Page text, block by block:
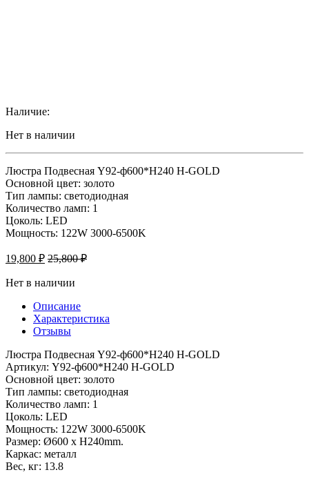
Наличие:
Нет в наличии
Люстра Подвесная Y92-ф600*H240 H-GOLD
Основной цвет: золото
Тип лампы: светодиодная
Количество ламп: 1
Цоколь: LED
Мощность: 122W 3000-6500K
19,800 ₽ 25,800₽
Нет в наличии
Описание
Характеристика
Отзывы
Люстра Подвесная Y92-ф600*H240 H-GOLD
Артикул: Y92-ф600*H240 H-GOLD
Основной цвет: золото
Тип лампы: светодиодная
Количество ламп: 1
Цоколь: LED
Мощность: 122W 3000-6500K
Размер: Ø600 x H240mm.
Каркас: металл
Вес, кг: 13.8